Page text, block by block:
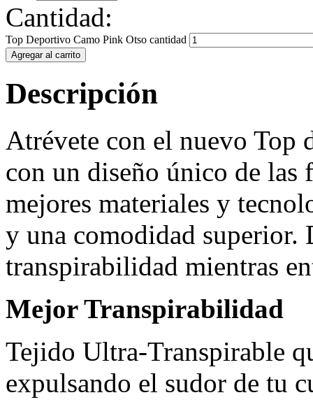
Cantidad:
Top Deportivo Camo Pink Otso cantidad
Agregar al carrito
Descripción
Atrévete con el nuevo Top
con un diseño único de
mejores materiales y
y una comodidad superior.
transpirabilidad mientras
Mejor Transpirabilidad
Tejido Ultra-Transpirable
expulsando el sudor de tu